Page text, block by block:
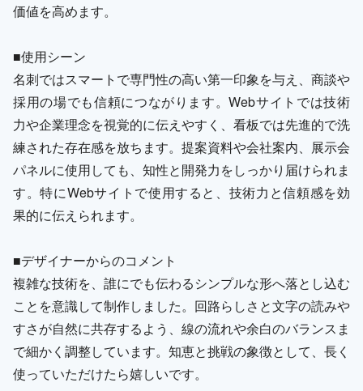
価値を高めます。
■使用シーン
名刺ではスマートで専門性の高い第一印象を与え、商談や
採用の場でも信頼につながります。Webサイトでは技術
力や企業理念を視覚的に伝えやすく、看板では先進的で洗
練された存在感を放ちます。提案資料や会社案内、展示会
パネルに使用しても、知性と開発力をしっかり届けられま
す。特にWebサイトで使用すると、技術力と信頼感を効
果的に伝えられます。
■デザイナーからのコメント
複雑な技術を、誰にでも伝わるシンプルな形へ落とし込む
ことを意識して制作しました。回路らしさと文字の読みや
すさが自然に共存するよう、線の流れや余白のバランスま
で細かく調整しています。知恵と挑戦の象徴として、長く
使っていただけたら嬉しいです。